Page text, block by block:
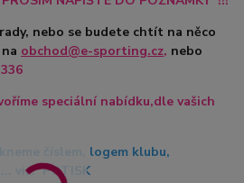
nebo se budete chtít na něco
obchod@e-sporting.cz, nebo
speciální nabídku,dle vašich
číslem, logem klubu,
viz. POTISK